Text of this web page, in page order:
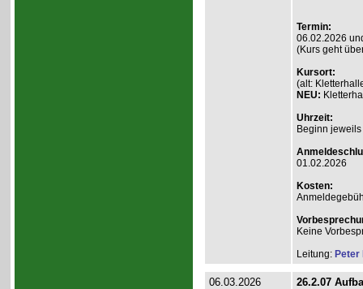
Termin:
06.02.2026
(Kurs geht
Kursort:
(alt:
NEU:
Uhrzeit:
Beginn
01.02.2026
Kosten:
Keine
Leitung: Peter
06.03.2026
26.2.07